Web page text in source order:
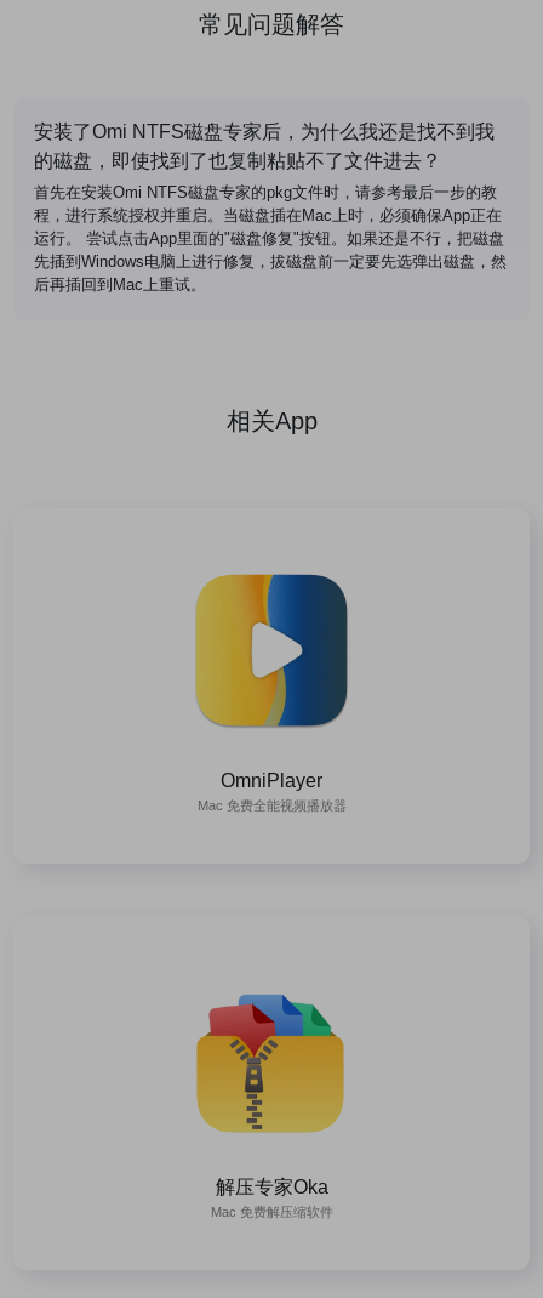
常见问题解答
安装了Omi NTFS磁盘专家后，为什么我还是找不到我
的磁盘，即使找到了也复制粘贴不了文件进去？
首先在安装Omi NTFS磁盘专家的pkg文件时，请参考最后一步的教
程，进行系统授权并重启。当磁盘插在Mac上时，必须确保App正在
运行。 尝试点击App里面的"磁盘修复"按钮。如果还是不行，把磁盘
先插到Windows电脑上进行修复，拔磁盘前一定要先选弹出磁盘，然
后再插回到Mac上重试。
相关App
OmniPlayer
Mac 免费全能视频播放器
解压专家Oka
Mac 免费解压缩软件